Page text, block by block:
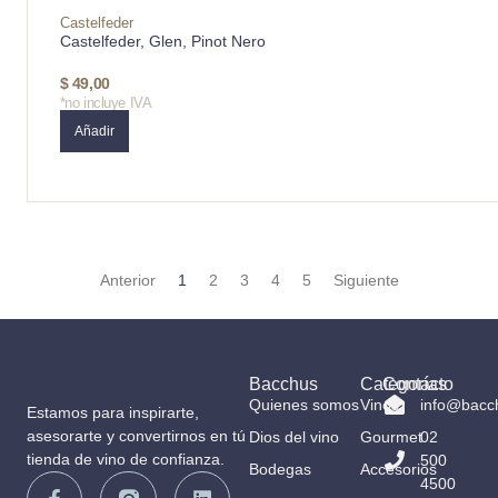
Castelfeder
Castelfeder, Glen, Pinot Nero
$49,00
*no incluye IVA
Añadir
Anterior 1 2 3 4 5 Siguiente
Estamos para inspirarte,
asesorarte y convertirnos en tú
tienda de vino de confianza.
Bacchus
Quienes somos
Dios del vino
Bodegas
Categorías
Vinos
Gourmet
Accesorios
Contacto
02
500
4500